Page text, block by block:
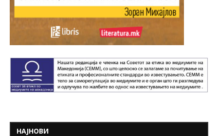
НАЈНОВИ